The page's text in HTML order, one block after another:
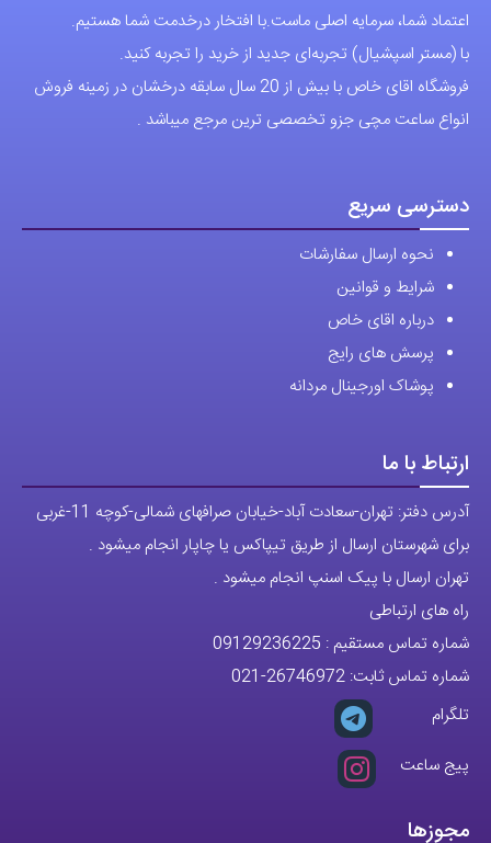
اعتماد شما، سرمایه اصلی ماست.با افتخار درخدمت شما هستیم.
با (مستر اسپشیال) تجربه‌ای جدید از خرید را تجربه کنید.
فروشگاه اقای خاص با بیش از 20 سال سابقه درخشان در زمینه فروش
انواع ساعت مچی جزو تخصصی ترین مرجع میباشد .
دسترسی سریع
نحوه ارسال سفارشات
شرایط و قوانین
درباره اقای خاص
پرسش های رایج
پوشاک اورجینال مردانه
ارتباط با ما
آدرس دفتر: تهران-سعادت آباد-خیابان صرافهای شمالی-کوچه 11-غربی
برای شهرستان ارسال از طریق تیپاکس یا چاپار انجام میشود .
تهران ارسال با پیک اسنپ انجام میشود .
راه های ارتباطی
شماره تماس مستقیم : 09129236225
شماره تماس ثابت: 26746972
-021
تلگرام
پیج ساعت
مجوزها